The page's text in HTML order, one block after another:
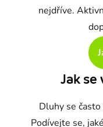
nejdříve.
Jak
Dluhy se
Podívejte se,